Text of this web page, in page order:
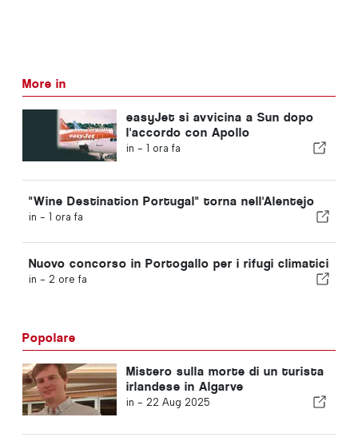
More in
easyJet si avvicina a Sun dopo
l'accordo con Apollo
in - 1 ora fa
"Wine Destination Portugal" torna nell'Alentejo
in - 1 ora fa
Nuovo concorso in Portogallo per i rifugi climatici
in - 2 ore fa
Popolare
Mistero sulla morte di un turista
irlandese in Algarve
in - 22 Aug 2025